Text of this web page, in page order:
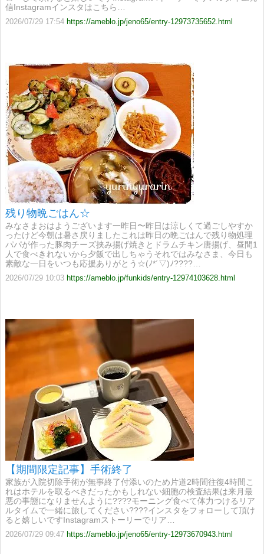
信Instagramインスタはこちら…
2026/07/29 17:54 https://ameblo.jp/jeno65/entry-12973735652.html
残り物晩ごはん☆
みなさまおはようございます一昨日〜昨日は涼しくて過ごしやすか
ったけど今朝は暑さ戻りましたこれは昨日の晩ごはんで残り物処理
パパが作った豚肉チーズ挟み揚げ焼きとドラムチキン唐揚げ、昼間1
人で食べきれないから夕飯で出しちゃうそれではみなさま、今日も
素敵な一日をいつも応援ありがとう☆(ﾉ*´▽)ﾉ????…
2026/07/29 10:03 https://ameblo.jp/funkids/entry-12974103628.html
【期間限定記事】手術終了
家族が入院切除手術が無事終了付添いのため片道2時間往復4時間こ
れはホテルを取るべきだったかもしれない細胞の検査結果は来月最
悪の事態になりませんように????モーニング食べて体力つけるリア
ルタイムで一緒に旅してください????インスタをフォローして頂け
ると嬉しいですInstagramストーリーでリア…
2026/07/29 09:47 https://ameblo.jp/jeno65/entry-12973670943.html